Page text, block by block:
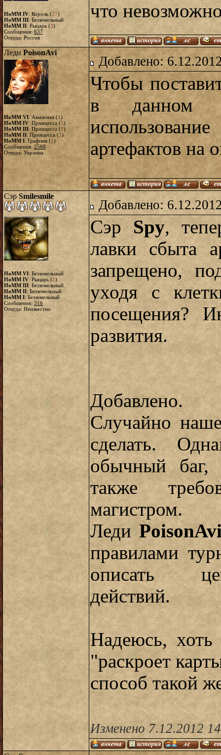
HoMM IV: Король (27)
HoMM III: Безземельный
HoMM II: Рыцарь (3)
Сообщения: 637
Откуда: Россия
что
Леди PoisonAvi
HoMM VI: Амазонка (1)
HoMM IV: Принцесса (5)
HoMM III: Принцесса (1)
HoMM II: Принцесса (2)
HoMM I: Графиня (1)
Сообщения:2568
Откуда: Украина
Добавлено:
Чтобы
в данном
артефактов на
Сэр Smilesmile
HoMM VI: Безземельный
HoMM IV: Рыцарь (1)
HoMM III: Безземельный
HoMM II: Безземельный
HoMM I: Безземельный
Сообщения: 316
Откуда: Неизвестно
Добавлено:
Сэр Spy,
лавки сбыта
запрещено,
уходя с
посещения?
развития.
Добавлено.
Случайно
сделать.
обычный баг,
также
магистром.
Леди
правилами
описать
действий.
Надеюсь,
"раскроет
способ такой
Изменено 7.12.2012